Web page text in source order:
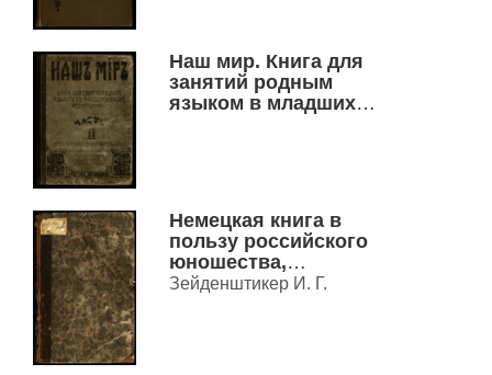
редакцией проф. Алекс.
Петр. Нечаева).
Наш мир. Книга для
занятий родным
языком в младших
Немецкая книга в
пользу российского
юношества,
составленная
Зейденштикер И. Г.